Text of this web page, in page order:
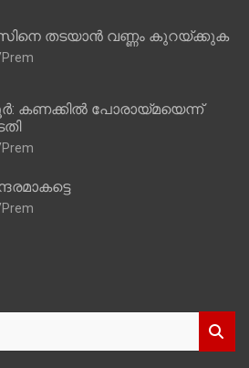
തടയാൻ വണ്ണം കുറയ്ക്കുക
Prem
കണക്കിൽ പോരായ്മയെന്ന്
Prem
Prem